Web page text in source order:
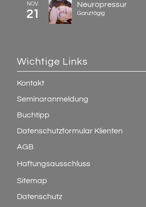
NOV.
21 Ganztägig
Neuropressur
Wichtige Links
Kontakt
Seminaranmeldung
Buchtipp
Datenschutzformular Klienten
AGB
Haftungsausschluss
Sitemap
Datenschutz